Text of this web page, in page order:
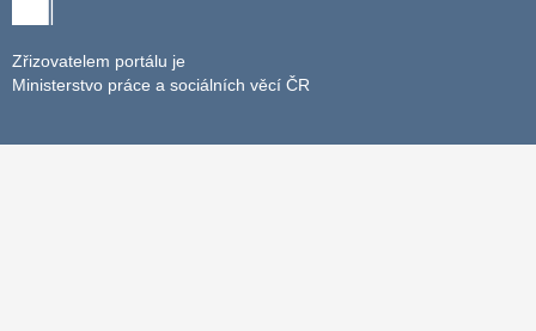
Zřizovatelem portálu je
Ministerstvo práce a sociálních věcí ČR